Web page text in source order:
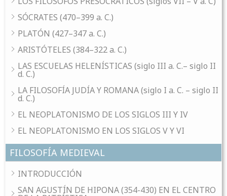
SÓCRATES (470–399 a. C.)
PLATÓN (427–347 a. C.)
ARISTÓTELES (384–322 a. C.)
LAS ESCUELAS HELENÍSTICAS (siglo III a. C.– siglo II
d. C.)
LA FILOSOFÍA JUDÍA Y ROMANA (siglo I a. C. – siglo II
d. C.)
EL NEOPLATONISMO DE LOS SIGLOS III Y IV
EL NEOPLATONISMO EN LOS SIGLOS V Y VI
FILOSOFÍA MEDIEVAL
INTRODUCCIÓN
SAN AGUSTÍN DE HIPONA (354-430) EN EL CENTRO